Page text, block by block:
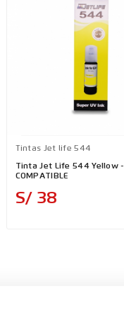
Tintas Jet life 544
Tinta Jet Life 544 Yellow -
COMPATIBLE
S/ 38